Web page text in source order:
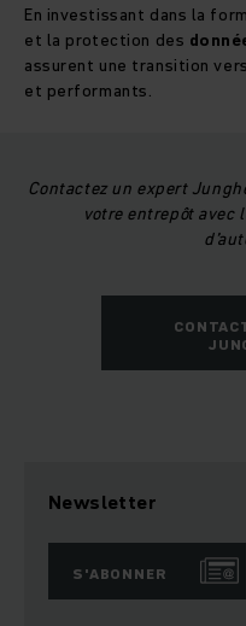
En investissant dans la
et la protection des
assurent une transition
et performants.
Contactez un expert
votre entrepôt avec
Newsletter
S'ABONNER